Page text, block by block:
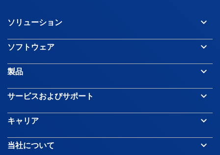
Bahamas
Bangladesh
Barbados
ソリューション keyboard_arrow_down
ソフトウェア keyboard_arrow_down
製品 keyboard_arrow_down
サービスおよびサポート keyboard_arrow_down
キャリア keyboard_arrow_down
当社について keyboard_arrow_down